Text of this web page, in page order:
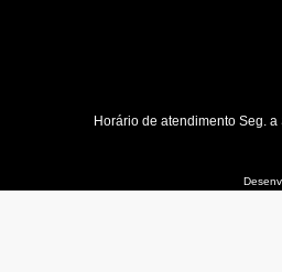
Horário de atendimento Seg.